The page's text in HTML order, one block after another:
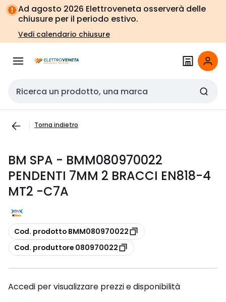
Vai alla
navigazione
Vai
alla
pagina
Ad agosto 2026 Elettroveneta osserverà delle
chiusure per il periodo estivo.
Vedi calendario chiusure
Cerca input
Torna indietro
BM SPA - BMM080970022
PENDENTI 7MM 2 BRACCI EN818-4
MT2 -C7A
copia
Cod. prodotto BMM080970022
copia
Cod. produttore 080970022
Accedi per visualizzare prezzi e disponibilità